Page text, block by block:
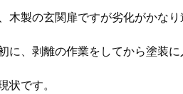
木製の玄関扉ですが劣化がかなり
に、剥離の作業をしてから塗装に
状です。